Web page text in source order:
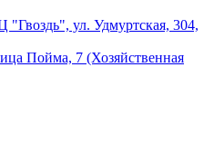
"Гвоздь", ул. Удмуртская, 304,
Пойма, 7 (Хозяйственная